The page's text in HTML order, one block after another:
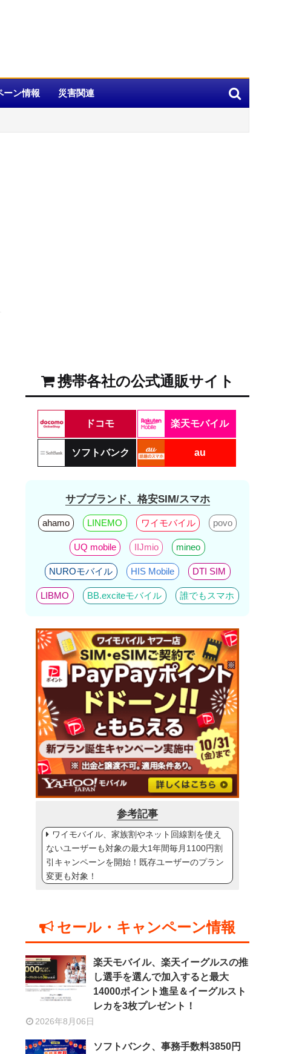
ーン情報 災害関連
携帯各社の公式通販サイト
ドコモ 楽天モバイル
ソフトバンク au
サブブランド、格安SIM/スマホ
ahamo LINEMO ワイモバイル povo
UQ mobile IIJmio mineo
NUROモバイル HIS Mobile DTI SIM
LIBMO BB.exciteモバイル 誰でもスマホ
参考記事
ワイモバイル、家族割やネット回線割を使え
ないユーザーも対象の最大1年間毎月1100円割
引キャンペーンを開始！既存ユーザーのプラン
変更も対象！
セール・キャンペーン情報
楽天モバイル、楽天イーグルスの推
し選手を選んで加入すると最大
14000ポイント進呈＆イーグルスト
レカを3枚プレゼント！
2026年8月06日
ソフトバンク、事務手数料3850円